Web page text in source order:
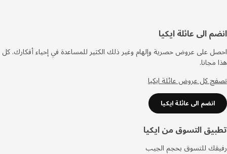
الى عائلة ايكيا
على عروض حصرية وإلهام وغير ذلك الكثير للمساعدة في إحياء أفكارك. كل
كل عروض عائلة ايكيا
انضم الى عائلة ايكيا
التسوق من ايكيا
للتسوق بحجم الجيب